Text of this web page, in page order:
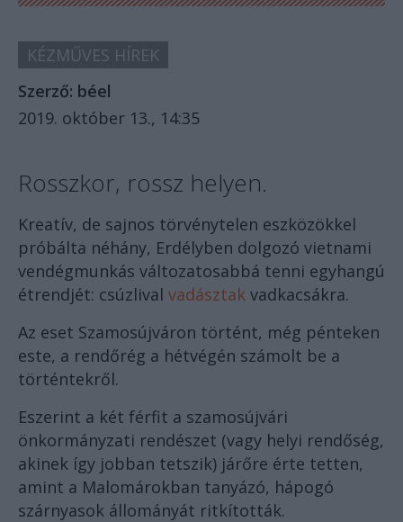
KÉZMŰVES HÍREK
Szerző: béel
2019. október 13., 14:35
Rosszkor, rossz helyen.
Kreatív, de sajnos törvénytelen eszközökkel
próbálta néhány, Erdélyben dolgozó vietnami
vendégmunkás változatosabbá tenni egyhangú
étrendjét: csúzlival vadásztak vadkacsákra.
Az eset Szamosújváron történt, még pénteken
este, a rendőrég a hétvégén számolt be a
történtekről.
Eszerint a két férfit a szamosújvári
önkormányzati rendészet (vagy helyi rendőség,
akinek így jobban tetszik) járőre érte tetten,
amint a Malomárokban tanyázó, hápogó
szárnyasok állományát ritkították.